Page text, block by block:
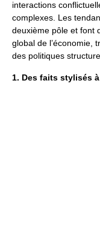
interactions
complexes. Les
deuxième pôle et font
global de l’économie,
des politiques
1. Des faits stylisés